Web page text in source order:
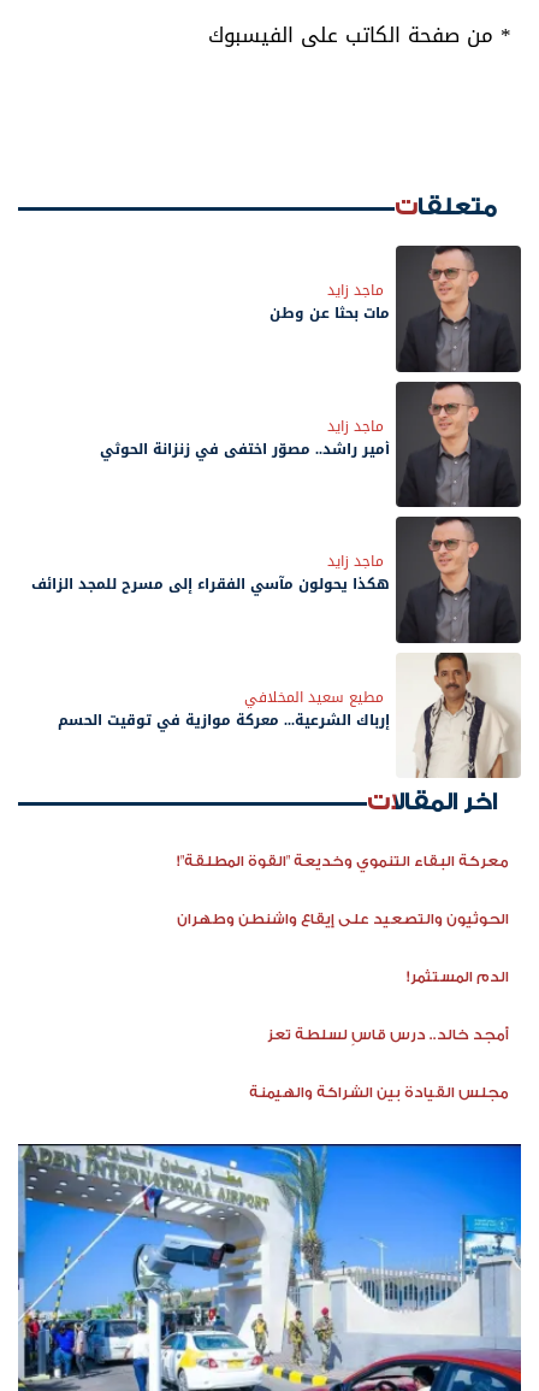
* من صفحة الكاتب على الفيسبوك
متعلقات
ماجد زايد
مات بحثًا عن وطن
ماجد زايد
أمير راشد.. مصوّر اختفى في زنزانة الحوثي
ماجد زايد
هكذا يحولون مآسي الفقراء إلى مسرح للمجد الزائف
مطيع سعيد المخلافي
إرباك الشرعية... معركة موازية في توقيت الحسم
اخر المقالات
معركة البقاء التنموي وخديعة "القوة المطلقة"!
الحوثيون والتصعيد على إيقاع واشنطن وطهران
الدم المستثمر!
أمجد خالد.. درس قاسٍ لسلطة تعز
مجلس القيادة بين الشراكة والهيمنة